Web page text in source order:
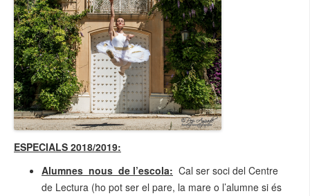
ESPECIALS 2018/2019:
Alumnes nous de l’escola: Cal ser soci del Centre
de Lectura (ho pot ser el pare, la mare o l’alumne si és